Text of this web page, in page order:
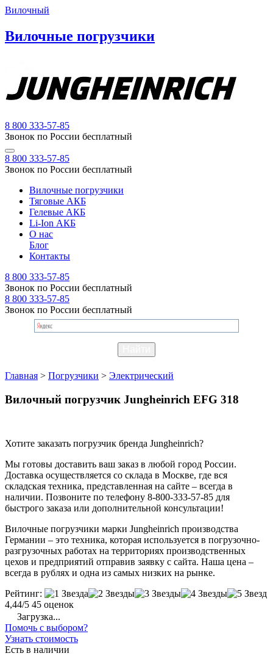
Вилочный
Вилочные погрузчики
8 800 333-57-85
Звонок по России бесплатный
8 800 333-57-85
Звонок по России бесплатный
Вилочные погрузчики
Тяговые АКБ
Гелевые АКБ
Li-Ion АКБ
О нас
Блог
Контакты
8 800 333-57-85
Звонок по России бесплатный
8 800 333-57-85
Звонок по России бесплатный
Главная > Погрузчики > Электрический
Вилочный погрузчик Jungheinrich EFG 318
Хотите заказать погрузчик бренда Jungheinrich?
Мы готовы доставить ваш заказ в любой город России.
Доставка осуществляется со склада в Москве, где вся
складская техника, представленная на сайте – всегда в
наличии. Позвоните по телефону 8-800-333-57-85 для
быстрого заказа или дополнительной консультации!
Вилочные погрузчики марки Jungheinrich производства
Германии – это техника, которая используется в погрузочно-
разгрузочных работах на территориях производственных
цехов и предприятий отправив заявку с сайта. Наша цена –
всегда в рублях и одна из самых низких на рынке.
Рейтинг:
4,44/5 45 оценок
Загрузка...
Помочь с выбором?
Узнать стоимость
Есть в наличии